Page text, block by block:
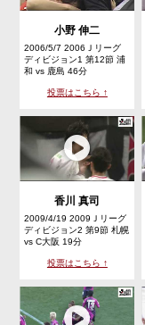
小野 伸二
2006/5/7 2006Ｊリーグ
ディビジョン1 第12節 浦
和 vs 鹿島 46分
投票はこちら ↑
香川 真司
2009/4/19 2009Ｊリーグ
ディビジョン2 第9節 札幌
vs C大阪 19分
投票はこちら ↑